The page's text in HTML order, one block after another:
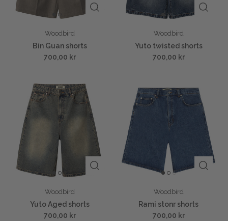
Woodbird
Bin Guan shorts
700,00 kr
Woodbird
Yuto twisted shorts
700,00 kr
Woodbird
Yuto Aged shorts
700,00 kr
Woodbird
Rami stonr shorts
700,00 kr